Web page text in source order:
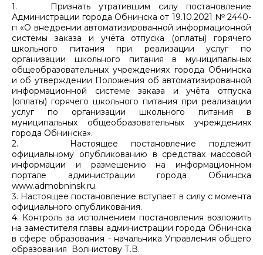
1. Признать утратившим силу постановление
Администрации города Обнинска от 19.10.2021 № 2440-
п «О внедрении автоматизированной информационной
системы заказа и учёта отпуска (оплаты) горячего
школьного питания при реализации услуг по
организации школьного питания в муниципальных
общеобразовательных учреждениях города Обнинска
и об утверждении Положения об автоматизированной
информационной системе заказа и учёта отпуска
(оплаты) горячего школьного питания при реализации
услуг по организации школьного питания в
муниципальных общеобразовательных учреждениях
города Обнинска».
2. Настоящее постановление подлежит
официальному опубликованию в средствах массовой
информации и размещению на информационном
портале администрации города Обнинска
www.admobninsk.ru.
3. Настоящее постановление вступает в силу с момента
официального опубликования.
4. Контроль за исполнением постановления возложить
на заместителя главы администрации города Обнинска
в сфере образования - начальника Управления общего
образования Волнистову Т.В.